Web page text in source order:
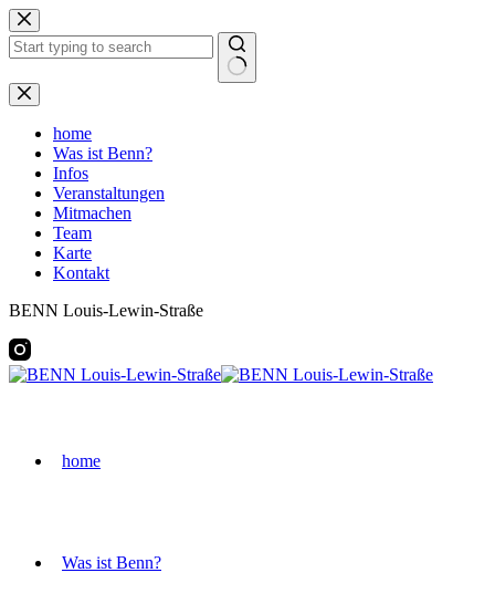
Zum
Inhalt
springen
Keine
Ergebnisse
home
Was ist Benn?
Infos
Veranstaltungen
Mitmachen
Team
Karte
Kontakt
BENN Louis-Lewin-Straße
home
Was ist Benn?